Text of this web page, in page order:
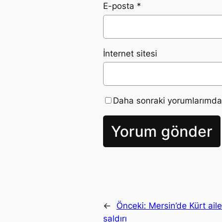
E-posta *
İnternet sitesi
Daha sonraki
← Önceki: Mersin’de Kürt
saldırı